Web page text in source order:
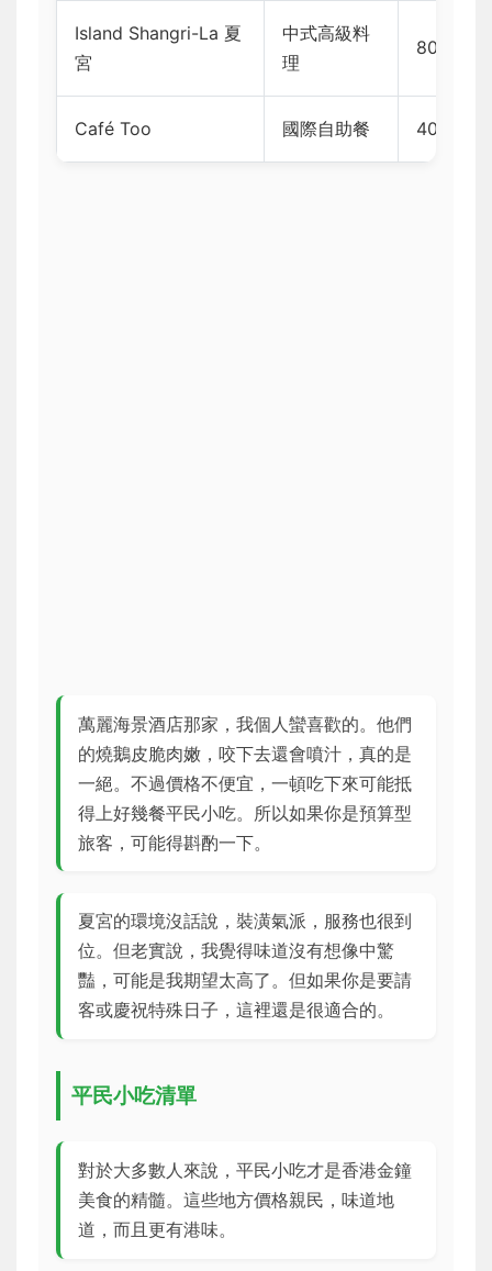
Island Shangri-La 夏
宮
中式高級料
理
800-
Café Too 國際自助餐 400-
萬麗海景酒店那家，我個人蠻喜歡的。他們
的燒鵝皮脆肉嫩，咬下去還會噴汁，真的是
一絕。不過價格不便宜，一頓吃下來可能抵
得上好幾餐平民小吃。所以如果你是預算型
旅客，可能得斟酌一下。
夏宮的環境沒話說，裝潢氣派，服務也很到
位。但老實說，我覺得味道沒有想像中驚
豔，可能是我期望太高了。但如果你是要請
客或慶祝特殊日子，這裡還是很適合的。
平民小吃清單
對於大多數人來說，平民小吃才是香港金鐘
美食的精髓。這些地方價格親民，味道地
道，而且更有港味。